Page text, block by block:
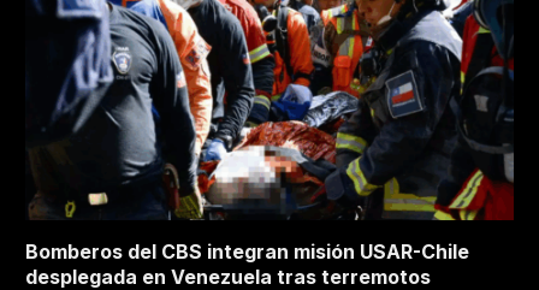
Bomberos del CBS integran misión USAR-Chile
desplegada en Venezuela tras terremotos